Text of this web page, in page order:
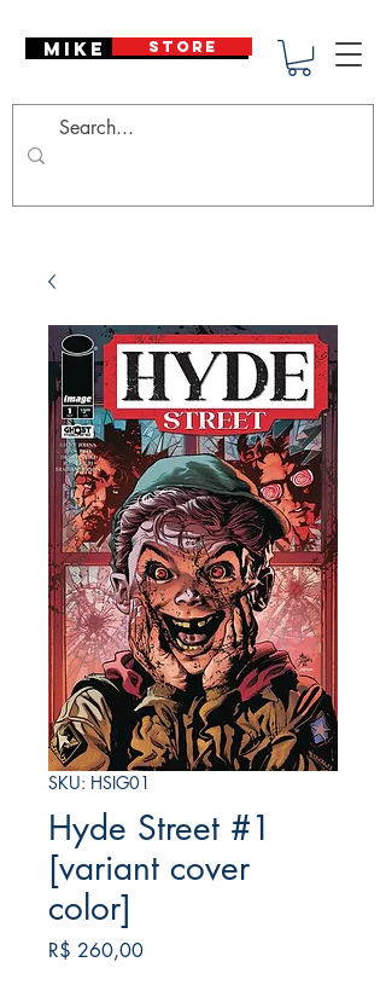
Mike Deodato
STORE
SKU: HSIG01
Hyde Street #1
[variant cover
color]
R$ 260,00Preço